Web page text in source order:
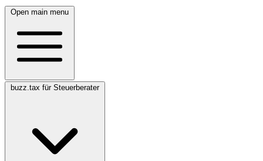
Open main menu
buzz.tax für Steuerberater